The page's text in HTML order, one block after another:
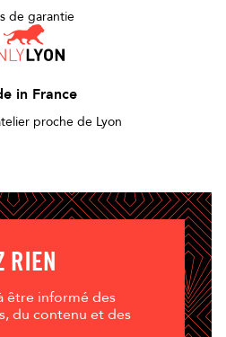
de garantie
in France
proche de Lyon
RIEN
être informé des
du contenu et des